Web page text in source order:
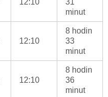
12:10
31
minut
12:10
8 hodin
33
minut
12:10
8 hodin
36
minut